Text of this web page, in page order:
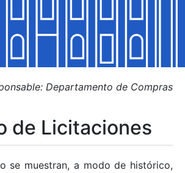
Departamento de Compras
de Licitaciones
se muestran, a modo de histórico,